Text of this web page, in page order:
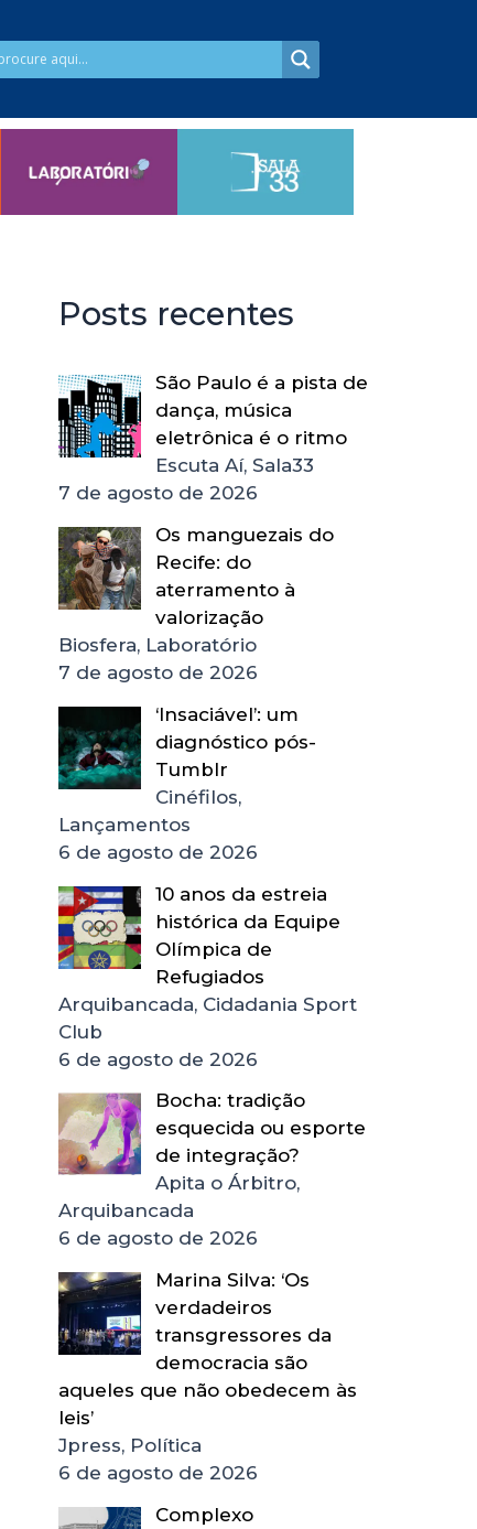
Posts recentes
São Paulo é a pista de
dança, música
eletrônica é o ritmo
Escuta Aí, Sala33
7 de agosto de 2026
Os manguezais do
Recife: do
aterramento à
valorização
Biosfera, Laboratório
7 de agosto de 2026
‘Insaciável’: um
diagnóstico pós-
Tumblr
Cinéfilos,
Lançamentos
6 de agosto de 2026
10 anos da estreia
histórica da Equipe
Olímpica de
Refugiados
Arquibancada, Cidadania Sport
Club
6 de agosto de 2026
Bocha: tradição
esquecida ou esporte
de integração?
Apita o Árbitro,
Arquibancada
6 de agosto de 2026
Marina Silva: ‘Os
verdadeiros
transgressores da
democracia são
aqueles que não obedecem às
leis’
Jpress, Política
6 de agosto de 2026
Complexo